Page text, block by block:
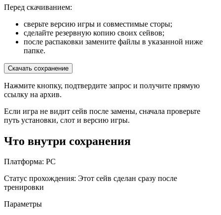
Перед скачиванием:
сверьте версию игры и совместимые сторы;
сделайте резервную копию своих сейвов;
после распаковки замените файлы в указанной ниже
папке.
Скачать сохранение
Нажмите кнопку, подтвердите запрос и получите прямую
ссылку на архив.
Если игра не видит сейв после замены, сначала проверьте
путь установки, слот и версию игры.
Что внутри сохранения
Платформа: PC
Статус прохождения: Этот сейв сделан сразу после
тренировки
Параметры